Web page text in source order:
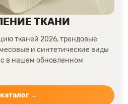
оттенков
Ткани зеленого цвета
цвета индиго
ТКАНИ
тканей 2026, трендовые
и синтетические виды
в нашем обновленном
→